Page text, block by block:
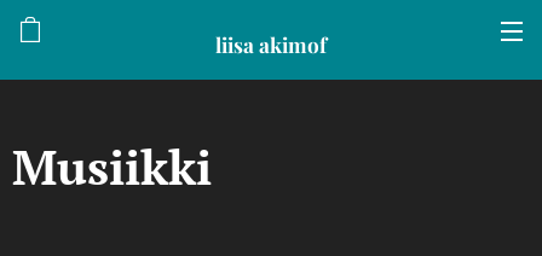
liisa akimof
Musiikki